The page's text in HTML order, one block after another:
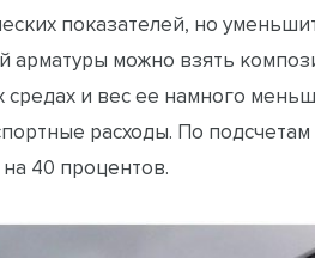
показателей, но
арматуры можно взять
средах и вес ее намного
расходы. По
40 процентов.